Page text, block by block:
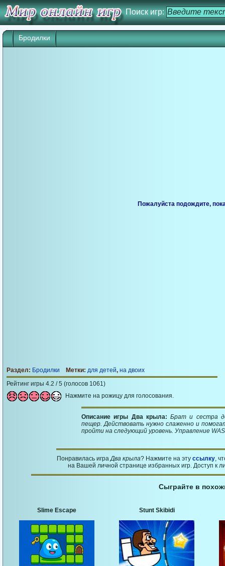
Поиск игр:
Бродилки
Игра начнется через 25 сек. Кликните
Раздел: Бродилки Метки: для детей, на двоих
Рейтинг игры 4.2 / 5 (голосов 1061)
Нажмите на рожицу для голосования.
Описание игры Два крыла:Брат и сестра
пещер. Действовать нужно слаженно и
пройти на следующий уровень. Управление
Понравилась играДва крыла? Нажмите на эту ссылку,
на Вашей личной странице избранных игр. Доступ к
Сыграйте в
Slime Escape Stunt Skibidi